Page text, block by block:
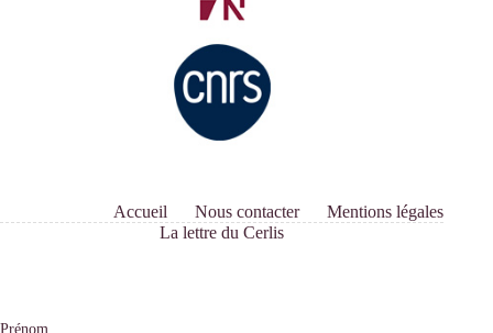
Accueil Nous contacter
Mentions légales
La lettre du Cerlis
Prénom